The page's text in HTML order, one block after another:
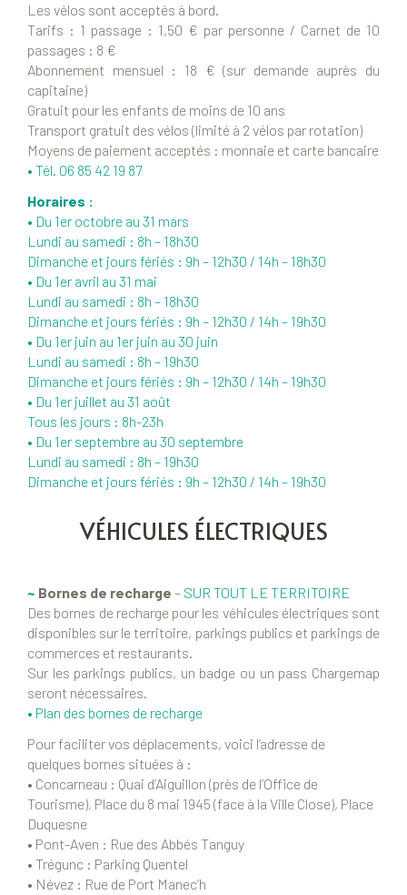
Les vélos sont acceptés à bord.
Tarifs : 1 passage : 1,50 € par personne / Carnet de 10
passages : 8 €
Abonnement mensuel : 18 € (sur demande auprès du
capitaine)
Gratuit pour les enfants de moins de 10 ans
Transport gratuit des vélos (limité à 2 vélos par rotation)
Moyens de paiement acceptés : monnaie et carte bancaire
• Tél. 06 85 42 19 87
Horaires :
• Du 1er octobre au 31 mars
Lundi au samedi : 8h – 18h30
Dimanche et jours fériés : 9h – 12h30 / 14h – 18h30
• Du 1er avril au 31 mai
Lundi au samedi : 8h – 18h30
Dimanche et jours fériés : 9h – 12h30 / 14h – 19h30
• Du 1er juin au 1er juin au 30 juin
Lundi au samedi : 8h – 19h30
Dimanche et jours fériés : 9h – 12h30 / 14h – 19h30
• Du 1er juillet au 31 août
Tous les jours : 8h-23h
• Du 1er septembre au 30 septembre
Lundi au samedi : 8h – 19h30
Dimanche et jours fériés : 9h – 12h30 / 14h – 19h30
VÉHICULES ÉLECTRIQUES
~ Bornes de recharge – SUR TOUT LE TERRITOIRE
Des bornes de recharge pour les véhicules électriques sont
disponibles sur le territoire, parkings publics et parkings de
commerces et restaurants.
Sur les parkings publics, un badge ou un pass Chargemap
seront nécessaires.
• Plan des bornes de recharge
Pour faciliter vos déplacements, voici l’adresse de
quelques bornes situées à :
• Concarneau : Quai d’Aiguillon (près de l’Office de
Tourisme), Place du 8 mai 1945 (face à la Ville Close), Place
Duquesne
• Pont-Aven : Rue des Abbés Tanguy
• Trégunc : Parking Quentel
• Névez : Rue de Port Manec’h